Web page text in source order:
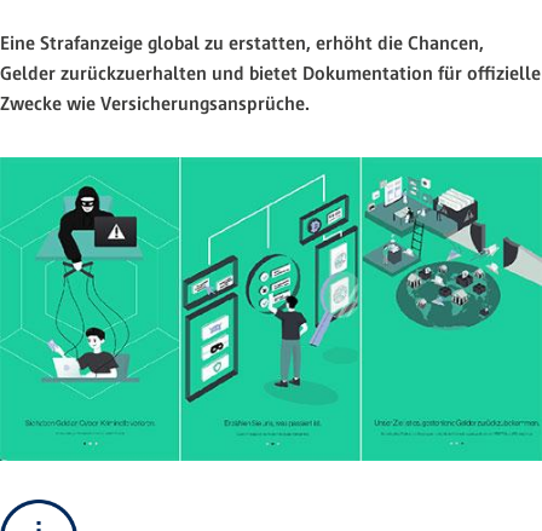
Eine Strafanzeige global zu erstatten, erhöht die Chancen,
Gelder zurückzuerhalten und bietet Dokumentation für offizielle
Zwecke wie Versicherungsansprüche.